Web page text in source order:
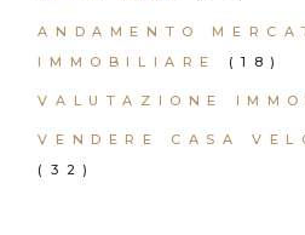
ANDAMENTO
IMMOBILIARE
(18)
VALUTAZIONE
VENDERE CASA
(32)